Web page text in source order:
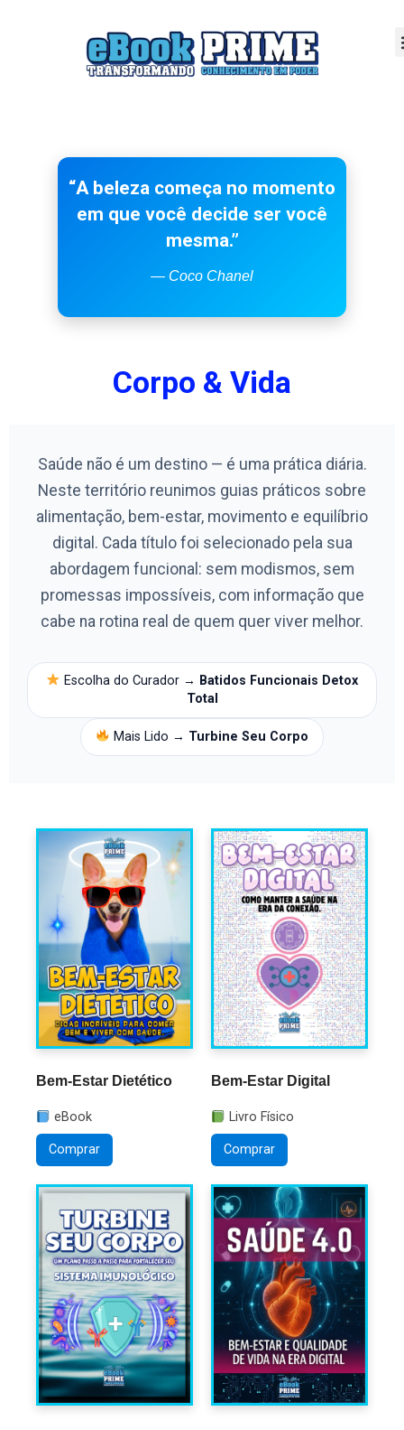
“A beleza começa no momento
em que você decide ser você
mesma.”
— Coco Chanel
Corpo & Vida
Saúde não é um destino — é uma prática diária.
Neste território reunimos guias práticos sobre
alimentação, bem-estar, movimento e equilíbrio
digital. Cada título foi selecionado pela sua
abordagem funcional: sem modismos, sem
promessas impossíveis, com informação que
cabe na rotina real de quem quer viver melhor.
Escolha do Curador → Batidos Funcionais Detox
Total
Mais Lido → Turbine Seu Corpo
Bem-Estar Dietético
eBook
Comprar
Bem-Estar Digital
Livro Físico
Comprar